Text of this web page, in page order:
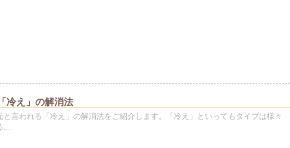
冷え」の解消法
と言われる「冷え」の解消法をご紹介します。「冷え」といってもタイプは様々
...